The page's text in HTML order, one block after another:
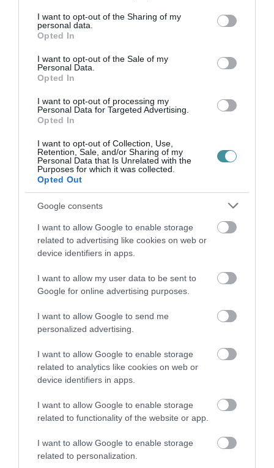
not limited to your visit or usage behaviour. You may click to
grant or deny consent to Google and its third-party tags to
use your data for below specified purposes in below Google
consent section.
I want to opt-out of the Sharing of my
personal data.
Opted In
I want to opt-out of the Sale of my
Personal Data.
Opted In
I want to opt-out of processing my
Personal Data for Targeted Advertising.
Opted In
I want to opt-out of Collection, Use,
Retention, Sale, and/or Sharing of my
Personal Data that Is Unrelated with the
Purposes for which it was collected.
Opted Out
Google consents
I want to allow Google to enable storage
related to advertising like cookies on web or
device identifiers in apps.
I want to allow my user data to be sent to
Google for online advertising purposes.
I want to allow Google to send me
personalized advertising.
I want to allow Google to enable storage
related to analytics like cookies on web or
device identifiers in apps.
I want to allow Google to enable storage
related to functionality of the website or app.
I want to allow Google to enable storage
related to personalization.
részletek is olvashatók a programról.
Október 28-án 16.00-tól Bagó Sándor tart
előadást "Csíksomlyói utam" címmel
Házban (a részvétel ingyenes).
Október 29-én 14.00-19.00 között Halloween
Party lesz a Vitkovics Alkotóházban
arcfestéssel, tökfaragással, szabaduló
szobával, mini-discóval és kincskereső játékkal
várják az érdeklődőket. Aki jelmezben érkezik,
az ajándékot is kap. A programot 7-14 éves
korig ajánlják.(További információk: Fazekas
Barbara,fazekas.barbara@ekmk.eu
276 9090)
és a földönkívüliek" címmel tart előadást
Éles István kutató
a Forrás Gyermek és
Ifjúsági Házban (a jegyárakról azEKMK
honlapjánlehet tájékozódni).
Már a novemberre is készülnek
A tizedik hónapra tervezett programok után
egy novemberi eseményt is beharangozott az